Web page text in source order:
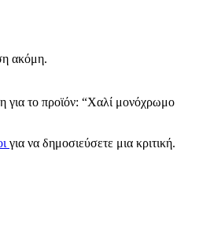
ακόμη.
για το προϊόν: “Χαλί μονόχρωμο
για να δημοσιεύσετε μια κριτική.